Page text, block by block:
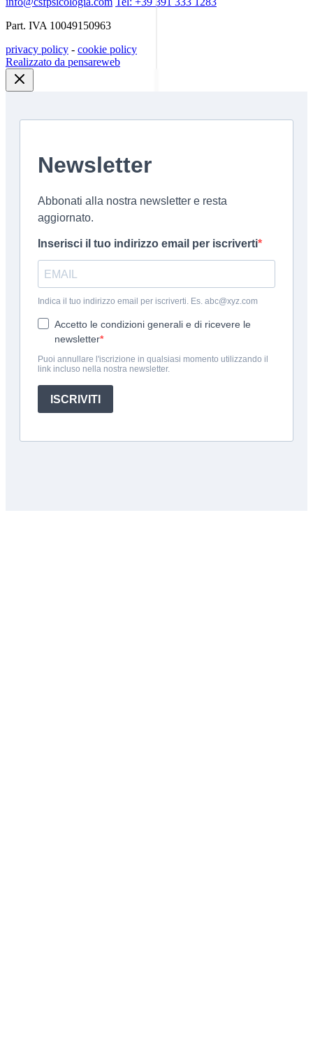
Part. IVA 10049150963
privacy policy - cookie policy
Realizzato da pensareweb